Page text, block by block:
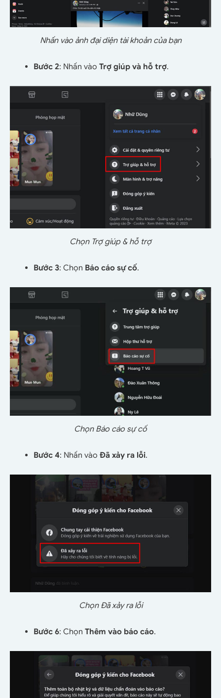
Nhấn vào ảnh đại diện tài khoản của bạn
Bước 2: Nhấn vào Trợ giúp và hỗ trợ.
Chọn Trợ giúp & hỗ trợ
Bước 3: Chọn Báo cáo sự cố.
Chọn Báo cáo sự cố
Bước 4: Nhấn vào Đã xảy ra lỗi.
Chọn Đã xảy ra lỗi
Bước 6: Chọn Thêm vào báo cáo.